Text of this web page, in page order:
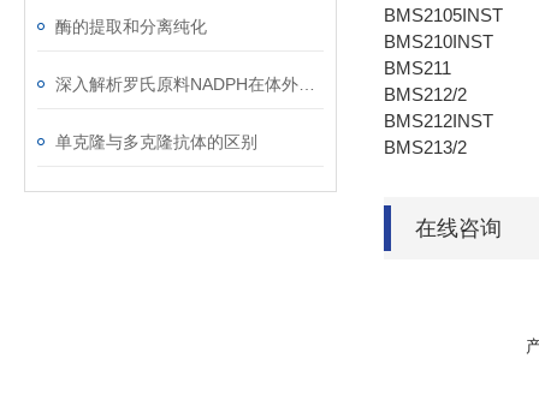
酶的提取和分离纯化
单克隆与多克隆抗体的区别
BMS2105INST
BMS210INST
BMS211
BMS212/2
BMS212INST
BMS213/2
在线咨询